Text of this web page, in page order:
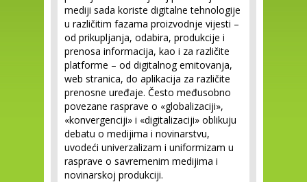
mediji sada koriste digitalne tehnologije
u različitim fazama proizvodnje vijesti –
od prikupljanja, odabira, produkcije i
prenosa informacija, kao i za različite
platforme – od digitalnog emitovanja,
web stranica, do aplikacija za različite
prenosne uređaje. Često međusobno
povezane rasprave o «globalizaciji»,
«konvergenciji» i «digitalizaciji» oblikuju
debatu o medijima i novinarstvu,
uvodeći univerzalizam i uniformizam u
rasprave o savremenim medijima i
novinarskoj produkciji.